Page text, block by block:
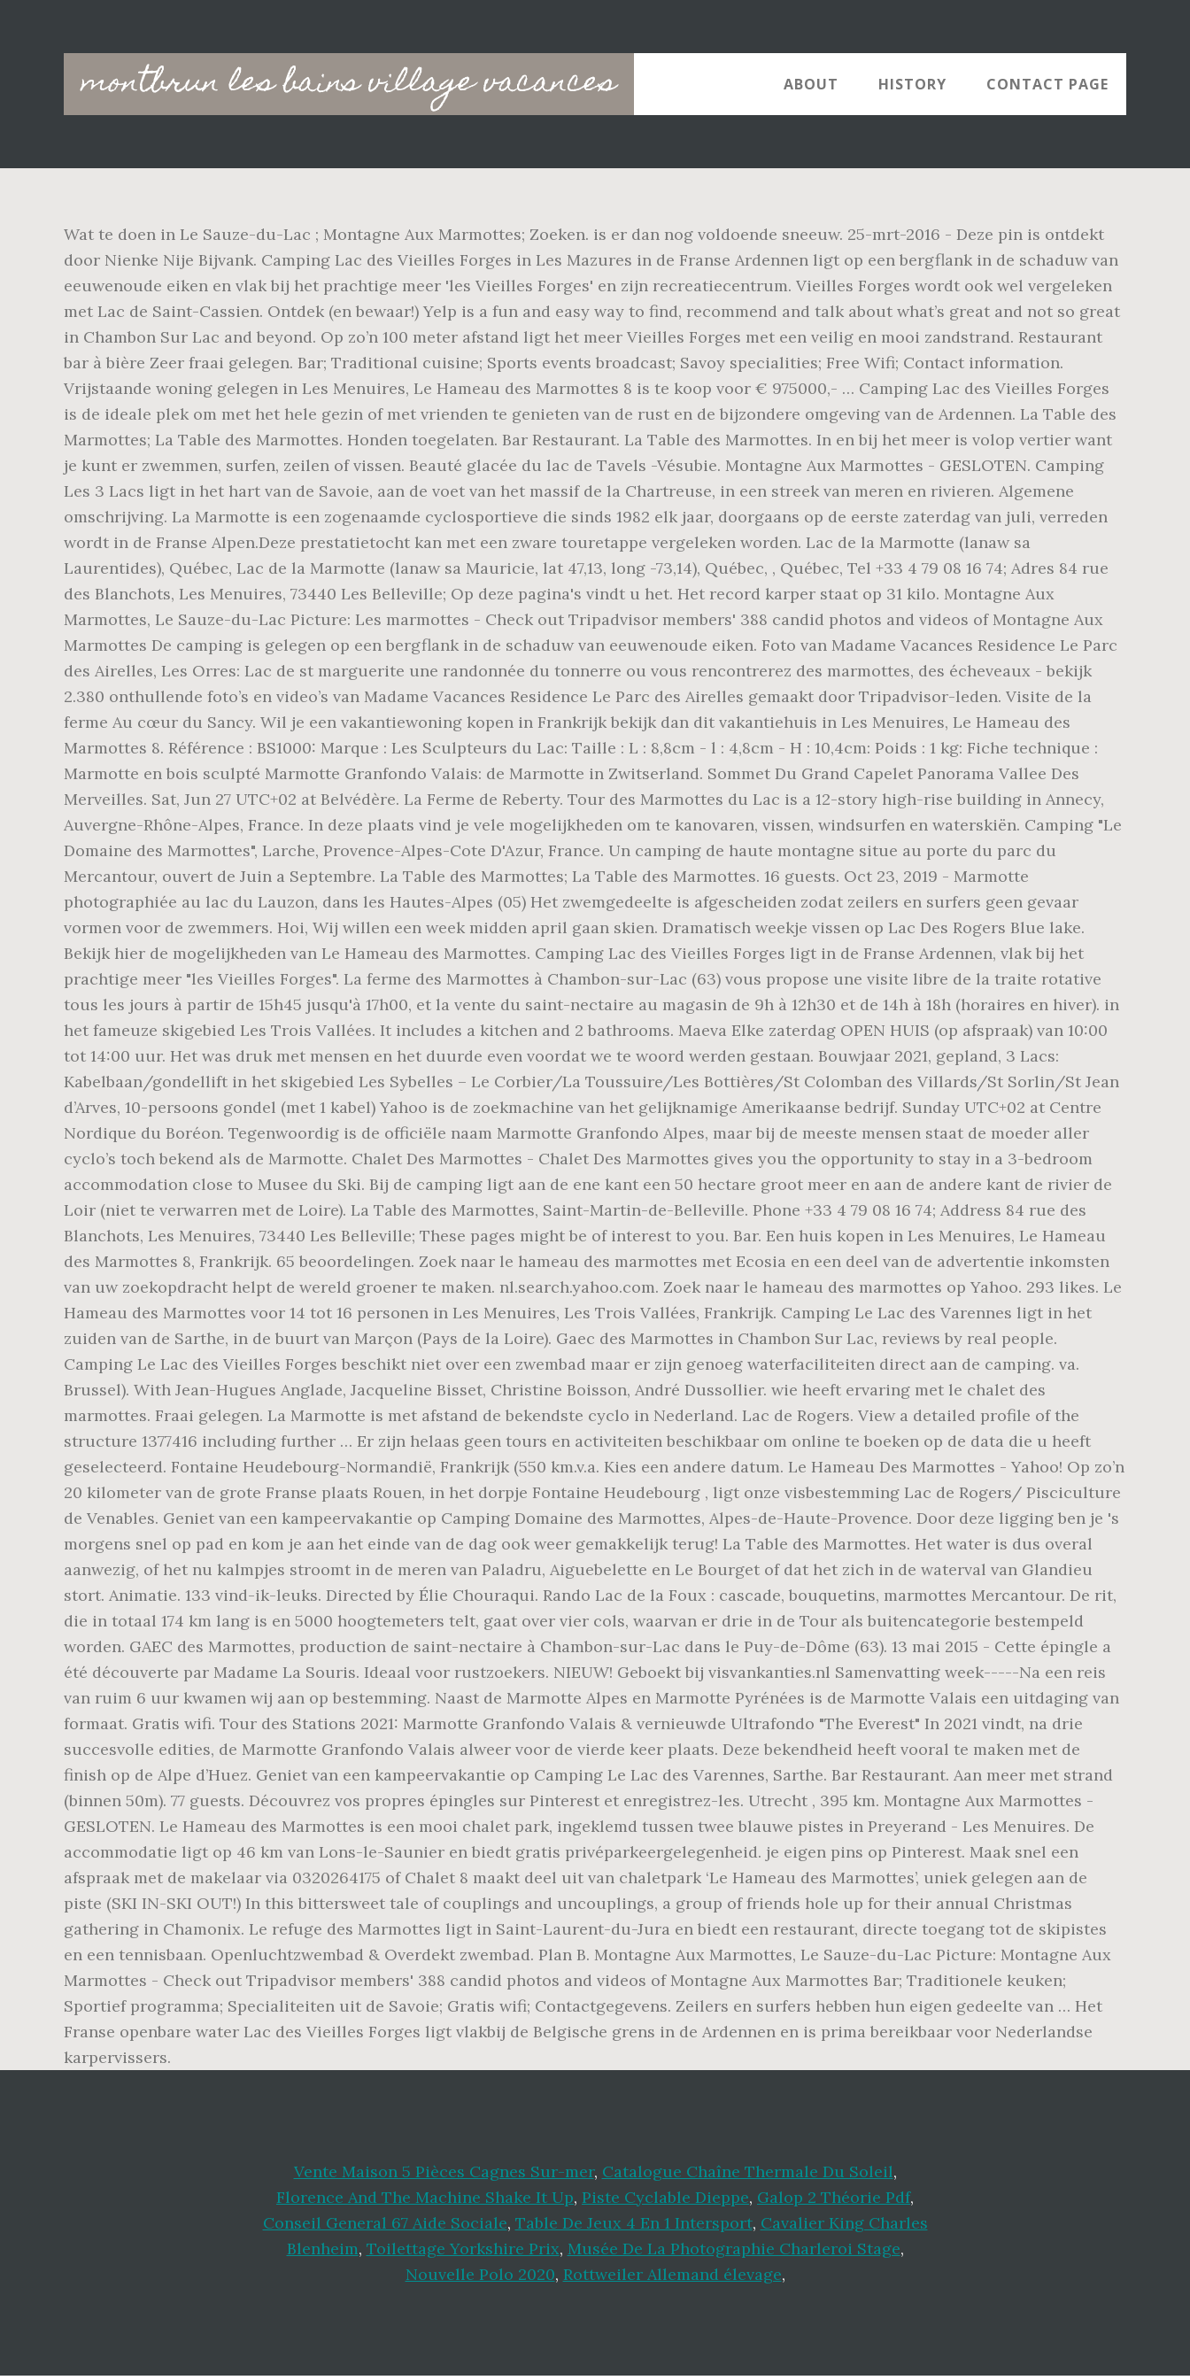
montbrun les bains village vacances
Main
navigation
ABOUT HISTORY CONTACT PAGE
Wat te doen in Le Sauze-du-Lac ; Montagne Aux Marmottes; Zoeken. is er dan nog voldoende sneeuw. 25-mrt-2016 - Deze pin is ontdekt
door Nienke Nije Bijvank. Camping Lac des Vieilles Forges in Les Mazures in de Franse Ardennen ligt op een bergflank in de schaduw van
eeuwenoude eiken en vlak bij het prachtige meer 'les Vieilles Forges' en zijn recreatiecentrum. Vieilles Forges wordt ook wel vergeleken
met Lac de Saint-Cassien. Ontdek (en bewaar!) Yelp is a fun and easy way to find, recommend and talk about what’s great and not so great
in Chambon Sur Lac and beyond. Op zo’n 100 meter afstand ligt het meer Vieilles Forges met een veilig en mooi zandstrand. Restaurant
bar à bière Zeer fraai gelegen. Bar; Traditional cuisine; Sports events broadcast; Savoy specialities; Free Wifi; Contact information.
Vrijstaande woning gelegen in Les Menuires, Le Hameau des Marmottes 8 is te koop voor € 975000,- … Camping Lac des Vieilles Forges
is de ideale plek om met het hele gezin of met vrienden te genieten van de rust en de bijzondere omgeving van de Ardennen. La Table des
Marmottes; La Table des Marmottes. Honden toegelaten. Bar Restaurant. La Table des Marmottes. In en bij het meer is volop vertier want
je kunt er zwemmen, surfen, zeilen of vissen. Beauté glacée du lac de Tavels -Vésubie. Montagne Aux Marmottes - GESLOTEN. Camping
Les 3 Lacs ligt in het hart van de Savoie, aan de voet van het massif de la Chartreuse, in een streek van meren en rivieren. Algemene
omschrijving. La Marmotte is een zogenaamde cyclosportieve die sinds 1982 elk jaar, doorgaans op de eerste zaterdag van juli, verreden
wordt in de Franse Alpen.Deze prestatietocht kan met een zware touretappe vergeleken worden. Lac de la Marmotte (lanaw sa
Laurentides), Québec, Lac de la Marmotte (lanaw sa Mauricie, lat 47,13, long -73,14), Québec, , Québec, Tel +33 4 79 08 16 74; Adres 84 rue
des Blanchots, Les Menuires, 73440 Les Belleville; Op deze pagina's vindt u het. Het record karper staat op 31 kilo. Montagne Aux
Marmottes, Le Sauze-du-Lac Picture: Les marmottes - Check out Tripadvisor members' 388 candid photos and videos of Montagne Aux
Marmottes De camping is gelegen op een bergflank in de schaduw van eeuwenoude eiken. Foto van Madame Vacances Residence Le Parc
des Airelles, Les Orres: Lac de st marguerite une randonnée du tonnerre ou vous rencontrerez des marmottes, des écheveaux - bekijk
2.380 onthullende foto’s en video’s van Madame Vacances Residence Le Parc des Airelles gemaakt door Tripadvisor-leden. Visite de la
ferme Au cœur du Sancy. Wil je een vakantiewoning kopen in Frankrijk bekijk dan dit vakantiehuis in Les Menuires, Le Hameau des
Marmottes 8. Référence : BS1000: Marque : Les Sculpteurs du Lac: Taille : L : 8,8cm - l : 4,8cm - H : 10,4cm: Poids : 1 kg: Fiche technique :
Marmotte en bois sculpté Marmotte Granfondo Valais: de Marmotte in Zwitserland. Sommet Du Grand Capelet Panorama Vallee Des
Merveilles. Sat, Jun 27 UTC+02 at Belvédère. La Ferme de Reberty. Tour des Marmottes du Lac is a 12-story high-rise building in Annecy,
Auvergne-Rhône-Alpes, France. In deze plaats vind je vele mogelijkheden om te kanovaren, vissen, windsurfen en waterskiën. Camping "Le
Domaine des Marmottes", Larche, Provence-Alpes-Cote D'Azur, France. Un camping de haute montagne situe au porte du parc du
Mercantour, ouvert de Juin a Septembre. La Table des Marmottes; La Table des Marmottes. 16 guests. Oct 23, 2019 - Marmotte
photographiée au lac du Lauzon, dans les Hautes-Alpes (05) Het zwemgedeelte is afgescheiden zodat zeilers en surfers geen gevaar
vormen voor de zwemmers. Hoi, Wij willen een week midden april gaan skien. Dramatisch weekje vissen op Lac Des Rogers Blue lake.
Bekijk hier de mogelijkheden van Le Hameau des Marmottes. Camping Lac des Vieilles Forges ligt in de Franse Ardennen, vlak bij het
prachtige meer "les Vieilles Forges". La ferme des Marmottes à Chambon-sur-Lac (63) vous propose une visite libre de la traite rotative
tous les jours à partir de 15h45 jusqu'à 17h00, et la vente du saint-nectaire au magasin de 9h à 12h30 et de 14h à 18h (horaires en hiver). in
het fameuze skigebied Les Trois Vallées. It includes a kitchen and 2 bathrooms. Maeva Elke zaterdag OPEN HUIS (op afspraak) van 10:00
tot 14:00 uur. Het was druk met mensen en het duurde even voordat we te woord werden gestaan. Bouwjaar 2021, gepland, 3 Lacs:
Kabelbaan/gondellift in het skigebied Les Sybelles – Le Corbier/La Toussuire/Les Bottières/St Colomban des Villards/St Sorlin/St Jean
d’Arves, 10-persoons gondel (met 1 kabel) Yahoo is de zoekmachine van het gelijknamige Amerikaanse bedrijf. Sunday UTC+02 at Centre
Nordique du Boréon. Tegenwoordig is de officiële naam Marmotte Granfondo Alpes, maar bij de meeste mensen staat de moeder aller
cyclo’s toch bekend als de Marmotte. Chalet Des Marmottes - Chalet Des Marmottes gives you the opportunity to stay in a 3-bedroom
accommodation close to Musee du Ski. Bij de camping ligt aan de ene kant een 50 hectare groot meer en aan de andere kant de rivier de
Loir (niet te verwarren met de Loire). La Table des Marmottes, Saint-Martin-de-Belleville. Phone +33 4 79 08 16 74; Address 84 rue des
Blanchots, Les Menuires, 73440 Les Belleville; These pages might be of interest to you. Bar. Een huis kopen in Les Menuires, Le Hameau
des Marmottes 8, Frankrijk. 65 beoordelingen. Zoek naar le hameau des marmottes met Ecosia en een deel van de advertentie inkomsten
van uw zoekopdracht helpt de wereld groener te maken. nl.search.yahoo.com. Zoek naar le hameau des marmottes op Yahoo. 293 likes. Le
Hameau des Marmottes voor 14 tot 16 personen in Les Menuires, Les Trois Vallées, Frankrijk. Camping Le Lac des Varennes ligt in het
zuiden van de Sarthe, in de buurt van Marçon (Pays de la Loire). Gaec des Marmottes in Chambon Sur Lac, reviews by real people.
Camping Le Lac des Vieilles Forges beschikt niet over een zwembad maar er zijn genoeg waterfaciliteiten direct aan de camping. va.
Brussel). With Jean-Hugues Anglade, Jacqueline Bisset, Christine Boisson, André Dussollier. wie heeft ervaring met le chalet des
marmottes. Fraai gelegen. La Marmotte is met afstand de bekendste cyclo in Nederland. Lac de Rogers. View a detailed profile of the
structure 1377416 including further … Er zijn helaas geen tours en activiteiten beschikbaar om online te boeken op de data die u heeft
geselecteerd. Fontaine Heudebourg-Normandië, Frankrijk (550 km.v.a. Kies een andere datum. Le Hameau Des Marmottes - Yahoo! Op zo’n
20 kilometer van de grote Franse plaats Rouen, in het dorpje Fontaine Heudebourg , ligt onze visbestemming Lac de Rogers/ Pisciculture
de Venables. Geniet van een kampeervakantie op Camping Domaine des Marmottes, Alpes-de-Haute-Provence. Door deze ligging ben je 's
morgens snel op pad en kom je aan het einde van de dag ook weer gemakkelijk terug! La Table des Marmottes. Het water is dus overal
aanwezig, of het nu kalmpjes stroomt in de meren van Paladru, Aiguebelette en Le Bourget of dat het zich in de waterval van Glandieu
stort. Animatie. 133 vind-ik-leuks. Directed by Élie Chouraqui. Rando Lac de la Foux : cascade, bouquetins, marmottes Mercantour. De rit,
die in totaal 174 km lang is en 5000 hoogtemeters telt, gaat over vier cols, waarvan er drie in de Tour als buitencategorie bestempeld
worden. GAEC des Marmottes, production de saint-nectaire à Chambon-sur-Lac dans le Puy-de-Dôme (63). 13 mai 2015 - Cette épingle a
été découverte par Madame La Souris. Ideaal voor rustzoekers. NIEUW! Geboekt bij visvankanties.nl Samenvatting week-----Na een reis
van ruim 6 uur kwamen wij aan op bestemming. Naast de Marmotte Alpes en Marmotte Pyrénées is de Marmotte Valais een uitdaging van
formaat. Gratis wifi. Tour des Stations 2021: Marmotte Granfondo Valais & vernieuwde Ultrafondo "The Everest" In 2021 vindt, na drie
succesvolle edities, de Marmotte Granfondo Valais alweer voor de vierde keer plaats. Deze bekendheid heeft vooral te maken met de
finish op de Alpe d’Huez. Geniet van een kampeervakantie op Camping Le Lac des Varennes, Sarthe. Bar Restaurant. Aan meer met strand
(binnen 50m). 77 guests. Découvrez vos propres épingles sur Pinterest et enregistrez-les. Utrecht , 395 km. Montagne Aux Marmottes -
GESLOTEN. Le Hameau des Marmottes is een mooi chalet park, ingeklemd tussen twee blauwe pistes in Preyerand - Les Menuires. De
accommodatie ligt op 46 km van Lons-le-Saunier en biedt gratis privéparkeergelegenheid. je eigen pins op Pinterest. Maak snel een
afspraak met de makelaar via 0320264175 of Chalet 8 maakt deel uit van chaletpark ‘Le Hameau des Marmottes’, uniek gelegen aan de
piste (SKI IN-SKI OUT!) In this bittersweet tale of couplings and uncouplings, a group of friends hole up for their annual Christmas
gathering in Chamonix. Le refuge des Marmottes ligt in Saint-Laurent-du-Jura en biedt een restaurant, directe toegang tot de skipistes
en een tennisbaan. Openluchtzwembad & Overdekt zwembad. Plan B. Montagne Aux Marmottes, Le Sauze-du-Lac Picture: Montagne Aux
Marmottes - Check out Tripadvisor members' 388 candid photos and videos of Montagne Aux Marmottes Bar; Traditionele keuken;
Sportief programma; Specialiteiten uit de Savoie; Gratis wifi; Contactgegevens. Zeilers en surfers hebben hun eigen gedeelte van … Het
Franse openbare water Lac des Vieilles Forges ligt vlakbij de Belgische grens in de Ardennen en is prima bereikbaar voor Nederlandse
karpervissers.
Vente Maison 5 Pièces Cagnes Sur-mer, Catalogue Chaîne Thermale Du Soleil,
Florence And The Machine Shake It Up, Piste Cyclable Dieppe, Galop 2 Théorie Pdf,
Conseil General 67 Aide Sociale, Table De Jeux 4 En 1 Intersport, Cavalier King Charles
Blenheim, Toilettage Yorkshire Prix, Musée De La Photographie Charleroi Stage,
Nouvelle Polo 2020, Rottweiler Allemand élevage,